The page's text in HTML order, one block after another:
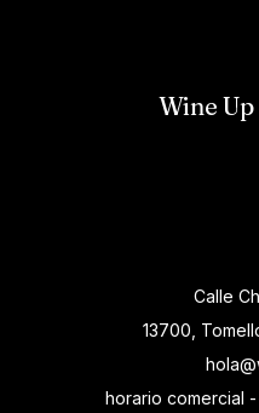
Wine
Calle
13700,
horario comercial